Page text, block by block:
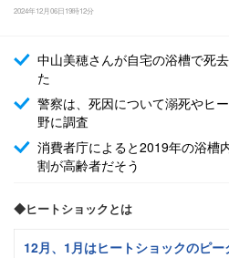
2024年12月06日19時12分
中山美穂さんが自宅の浴槽で死
た
警察は、死因について溺死やヒ
野に調査
消費者庁によると2019年の浴槽
割が高齢者だそう
◆ヒートショックとは
12月、1月はヒートショックのピー